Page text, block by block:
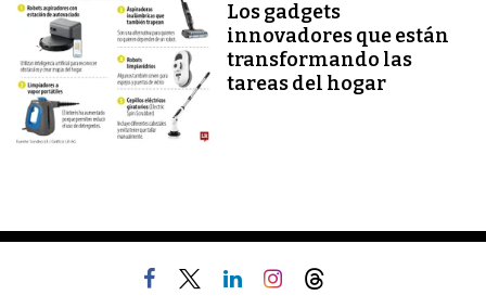
Los gadgets
innovadores que están
transformando las
tareas del hogar